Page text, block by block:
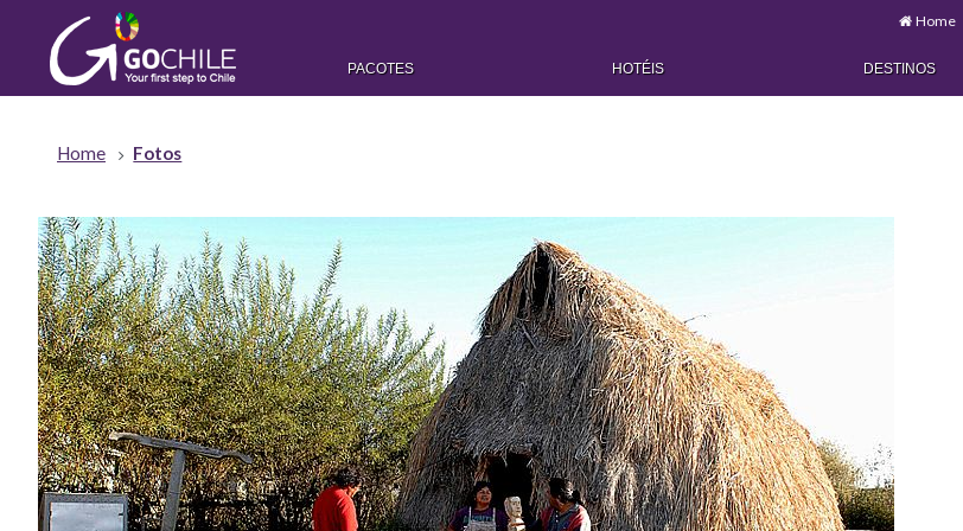
Home
PACOTES HOTÉIS DESTINOS
Home Fotos